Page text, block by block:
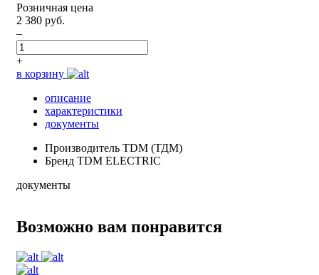
Розничная цена
2 380 руб.
–
+
в корзину
описание
характеристики
документы
Производитель TDM (ТДМ)
Бренд TDM ELECTRIC
документы
Возможно вам понравится